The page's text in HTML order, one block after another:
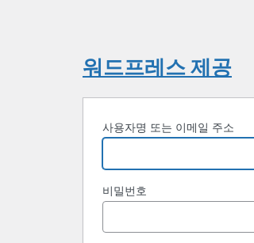
워드프레스 제공
사용자명 또는 이메일 주소
비밀번호